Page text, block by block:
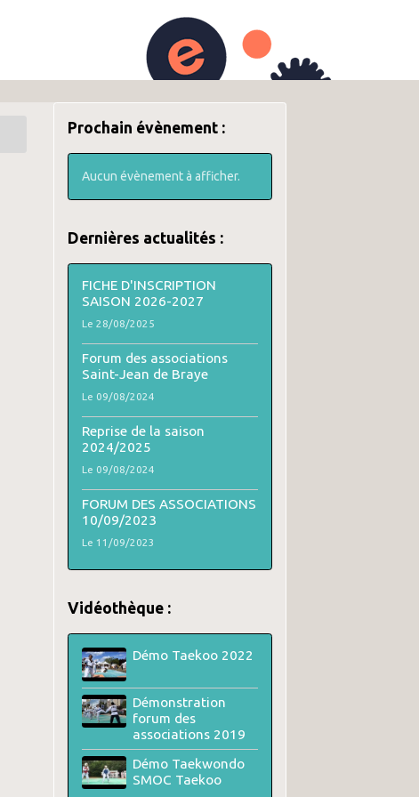
Actualités
Prochain évènement :
Aucun évènement à afficher.
Dernières actualités :
FICHE D'INSCRIPTION
SAISON 2026-2027
Le 28/08/2025
Forum des associations
Saint-Jean de Braye
Le 09/08/2024
Reprise de la saison
2024/2025
Le 09/08/2024
FORUM DES ASSOCIATIONS
10/09/2023
Le 11/09/2023
Vidéothèque :
Démo Taekoo 2022
Démonstration
forum des
associations 2019
Démo Taekwondo
SMOC Taekoo